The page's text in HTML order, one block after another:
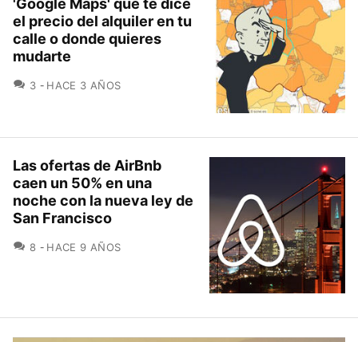
'Google Maps' que te dice
el precio del alquiler en tu
calle o donde quieres
mudarte
3 COMENTARIOS
HACE 3 AÑOS
Las ofertas de AirBnb
caen un 50% en una
noche con la nueva ley de
San Francisco
8 COMENTARIOS
HACE 9 AÑOS